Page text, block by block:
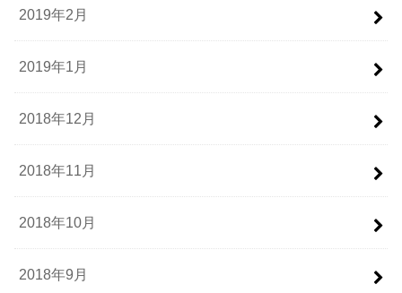
2019年2月
2019年1月
2018年12月
2018年11月
2018年10月
2018年9月